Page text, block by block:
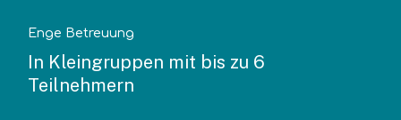
Enge Betreuung
In Kleingruppen mit bis zu 6
Teilnehmern